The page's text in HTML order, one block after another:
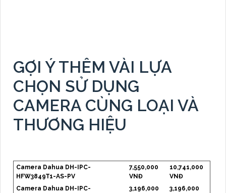
GỢI Ý THÊM VÀI LỰA
CHỌN SỬ DỤNG
CAMERA CÙNG LOẠI VÀ
THƯƠNG HIỆU
Camera Dahua DH-IPC-
HFW3849T1-AS-PV
7,550,000
VNĐ
10,741,000
VNĐ
Camera Dahua DH-IPC-
3,196,000
3,196,000